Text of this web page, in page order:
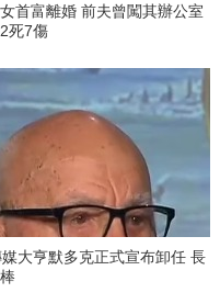
首富離婚 前夫曾闖其辦公室
死7傷
大亨默多克正式宣布卸任 長